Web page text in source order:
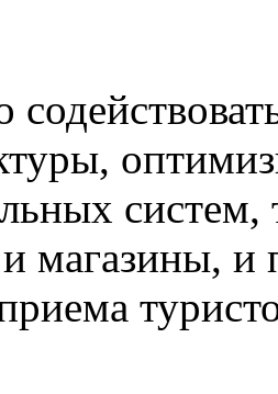
магазины, и